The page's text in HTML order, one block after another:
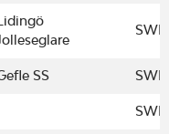
SWE
SS SWE
SWE